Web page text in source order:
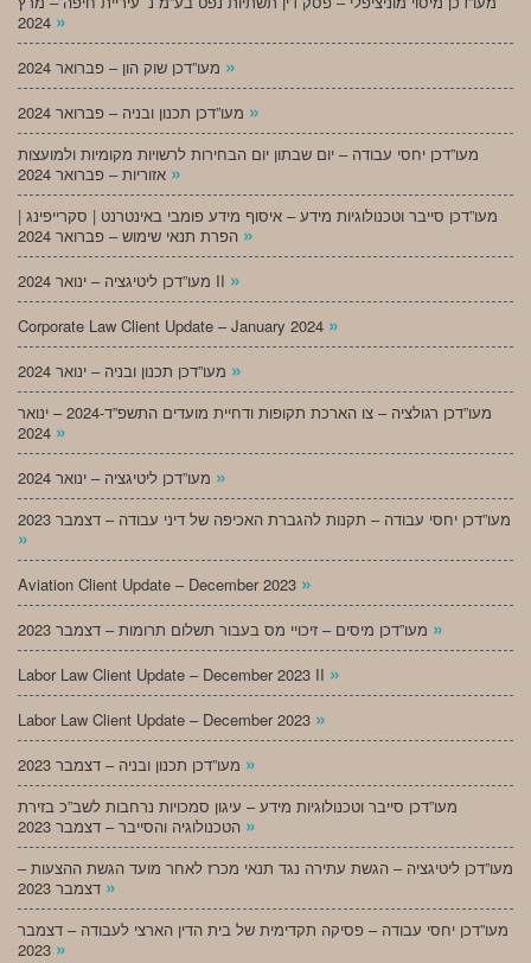
»
»
»
מעו”דכן יחסי עבודה – יום שבתון יום הבחירות לרשויות מקומיות ולמועצות
»
מעו”דכן סייבר וטכנולוגיות מידע – איסוף מידע פומבי באינטרנט | סקרייפינג |
»
מעו”דכן ליטיגציה – ינואר 2024 II »
Corporate Law Client Update – January 2024 »
»
מעו”דכן רגולציה – צו הארכת תקופות ודחיית מועדים התשפ”ד-2024 – ינואר
»
»
מעו”דכן יחסי עבודה – תקנות להגברת האכיפה של דיני עבודה – דצמבר 2023
»
Aviation Client Update – December 2023 »
»
Labor Law Client Update – December 2023 II »
Labor Law Client Update – December 2023 »
»
מעו”דכן סייבר וטכנולוגיות מידע – עיגון סמכויות נרחבות לשב”כ בזירת
»
מעו”דכן ליטיגציה – הגשת עתירה נגד תנאי מכרז לאחר מועד הגשת ההצעות –
»
מעו”דכן יחסי עבודה – פסיקה תקדימית של בית הדין הארצי לעבודה – דצמבר
»